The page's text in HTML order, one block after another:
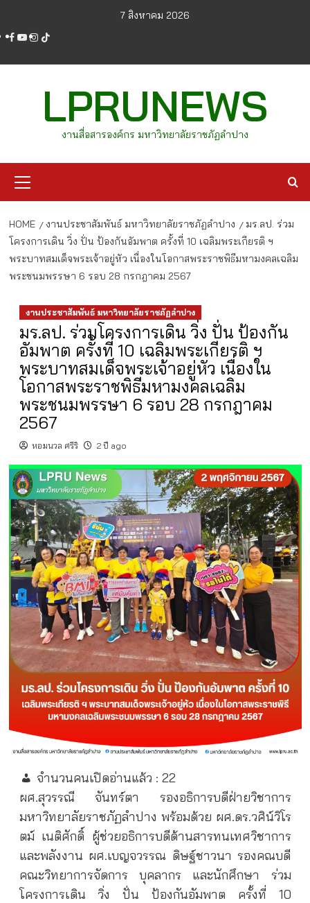
content
7 สิงหาคม 2026
facebook
youtube
instagram
tiktok
LPRUNEWS
งานสื่อสารองค์กร มหาวิทยาลัยราชภัฏลำปาง
Menu
HOME งานประชาสัมพันธ์ มหาวิทยาลัยราชภัฏลำปาง
มร.ลป. ร่วม
โครงการเดิน วิ่ง ปั่น ป้องกันอัมพาต ครั้งที่ 10 เฉลิมพระเกียรติ ฯ
พระบาทสมเด็จพระเจ้าอยู่หัว เนื่องในโอกาสพระราชพิธีมหามงคลเฉลิม
พระชนมพรรษา 6 รอบ 28 กรกฎาคม 2567
งานประชาสัมพันธ์ มหาวิทยาลัยราชภัฏลำปาง
มร.ลป. ร่วมโครงการเดิน วิ่ง ปั่น ป้องกัน
อัมพาต ครั้งที่ 10 เฉลิมพระเกียรติ ฯ
พระบาทสมเด็จพระเจ้าอยู่หัว เนื่องใน
โอกาสพระราชพิธีมหามงคลเฉลิม
พระชนมพรรษา 6 รอบ 28 กรกฎาคม
2567
หอมนวล ศรีริ 2 ปี ago
จำนวนคนเปิดอ่านแล้ว : 22
ผศ.สุวรรณี จันทร์ตา รองอธิการบดีฝ่ายวิชาการ
มหาวิทยาลัยราชภัฏลำปาง พร้อมด้วย ผศ.ดร.วศิน์วิโร
ตม์ เนติศักดิ์ ผู้ช่วยอธิการบดีด้านสารทนเทศวิชาการ
และพลังงาน ผศ.เบญจวรรณ ดิษฐ์ชาวนา รองคณบดี
คณะวิทยาการจัดการ บุคลากร และนักศึกษา ร่วม
โครงการเดิน วิ่ง ปั่น ป้องกันอัมพาต ครั้งที่ 10